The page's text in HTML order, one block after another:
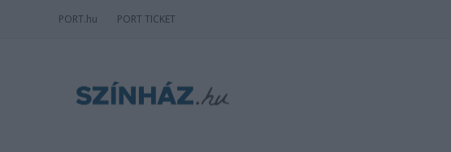
PORT.hu PORT TICKET